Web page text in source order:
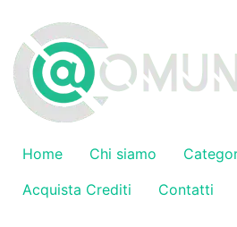
contenuto
Home Chi siamo
Acquista Crediti
Contatti